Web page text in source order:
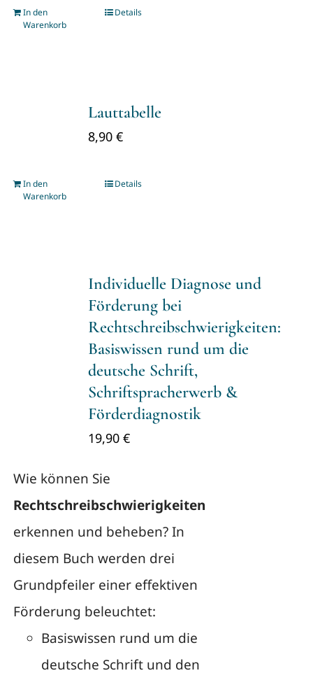
In den
Warenkorb
Details
Lauttabelle
8,90 €
In den
Warenkorb
Details
Individuelle Diagnose und
Förderung bei
Rechtschreibschwierigkeiten:
Basiswissen rund um die
deutsche Schrift,
Schriftspracherwerb &
Förderdiagnostik
19,90 €
Wie können Sie
Rechtschreibschwierigkeiten
erkennen und beheben? In
diesem Buch werden drei
Grundpfeiler einer effektiven
Förderung beleuchtet:
Basiswissen rund um die
deutsche Schrift und den